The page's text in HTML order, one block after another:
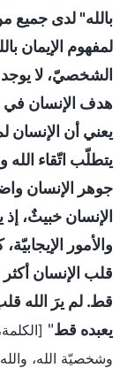
بالله" لدى جميع
لمفهوم الإيمان
الشخصيّ، لا يوجد
هدف الإنسان في
يعني أن الإنسان
يتطلّب اتّقاء
جوهر الإنسان
الإنسان خبيثٌ، إذ
والأمور
قلب الإنسان أكثر
قط. لم يرَ الله
يعبده قط"
وشخصيّة الله، والله